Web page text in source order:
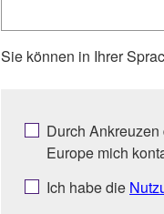
Sie können in Ihrer
Durch
Europe mich
Ich habe die